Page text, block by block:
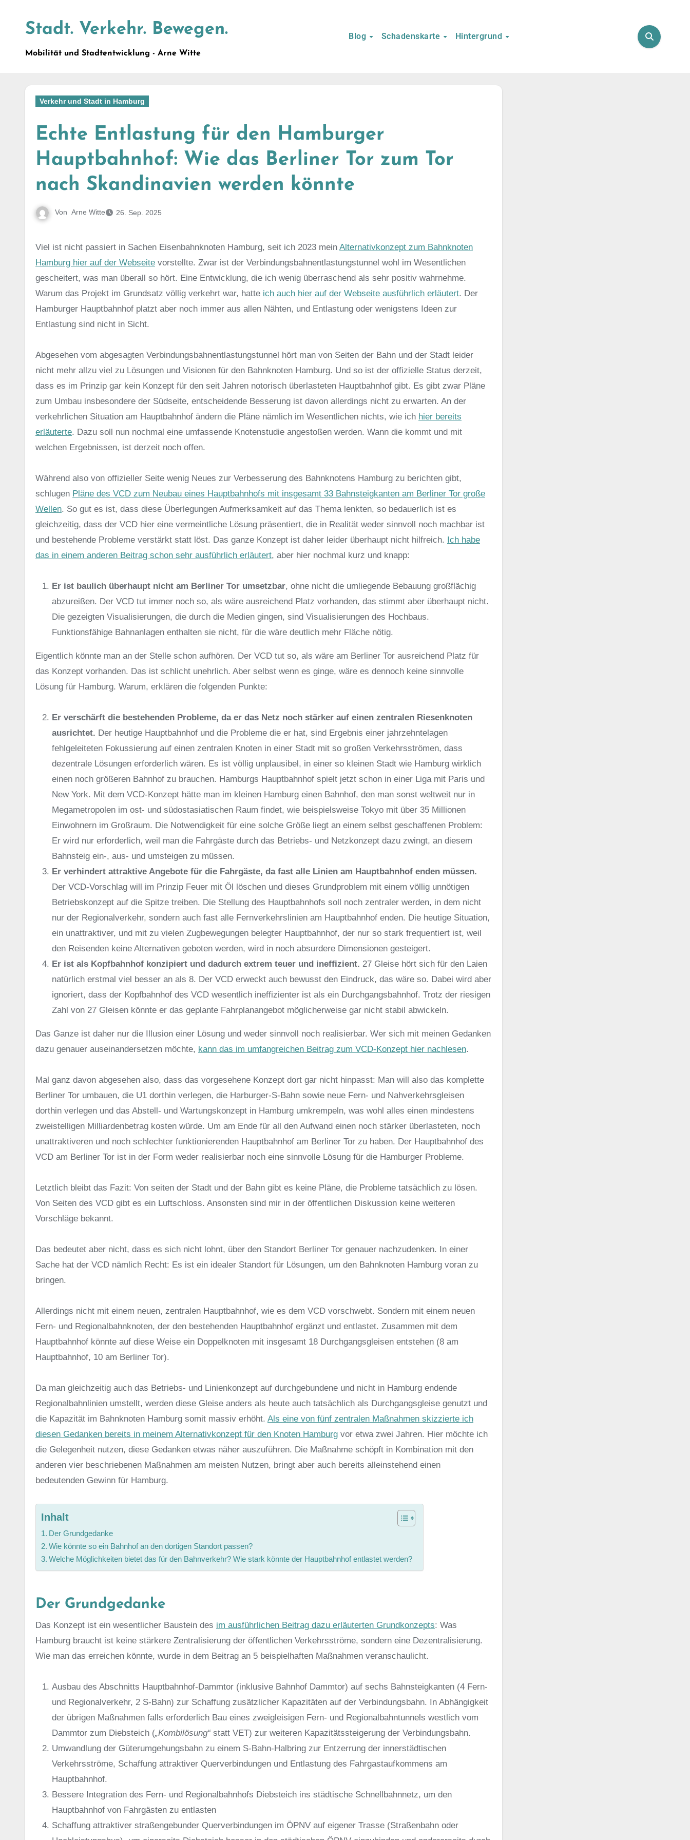
springenStadt. Verkehr. Bewegen.
Mobilität und Stadtentwicklung - Arne Witte
Blog Schadenskarte Hintergrund
Verkehr und Stadt in Hamburg
Echte Entlastung für den Hamburger
Hauptbahnhof: Wie das Berliner Tor zum Tor
nach Skandinavien werden könnte
Von Arne Witte 26. Sep. 2025
Viel ist nicht passiert in Sachen Eisenbahnknoten Hamburg, seit ich 2023 mein Alternativkonzept zum Bahnknoten
Hamburg hier auf der Webseite vorstellte. Zwar ist der Verbindungsbahnentlastungstunnel wohl im Wesentlichen
gescheitert, was man überall so hört. Eine Entwicklung, die ich wenig überraschend als sehr positiv wahrnehme.
Warum das Projekt im Grundsatz völlig verkehrt war, hatte ich auch hier auf der Webseite ausführlich erläutert. Der
Hamburger Hauptbahnhof platzt aber noch immer aus allen Nähten, und Entlastung oder wenigstens Ideen zur
Entlastung sind nicht in Sicht.
Abgesehen vom abgesagten Verbindungsbahnentlastungstunnel hört man von Seiten der Bahn und der Stadt leider
nicht mehr allzu viel zu Lösungen und Visionen für den Bahnknoten Hamburg. Und so ist der offizielle Status derzeit,
dass es im Prinzip gar kein Konzept für den seit Jahren notorisch überlasteten Hauptbahnhof gibt. Es gibt zwar Pläne
zum Umbau insbesondere der Südseite, entscheidende Besserung ist davon allerdings nicht zu erwarten. An der
verkehrlichen Situation am Hauptbahnhof ändern die Pläne nämlich im Wesentlichen nichts, wie ich hier bereits
erläuterte. Dazu soll nun nochmal eine umfassende Knotenstudie angestoßen werden. Wann die kommt und mit
welchen Ergebnissen, ist derzeit noch offen.
Während also von offizieller Seite wenig Neues zur Verbesserung des Bahnknotens Hamburg zu berichten gibt,
schlugen Pläne des VCD zum Neubau eines Hauptbahnhofs mit insgesamt 33 Bahnsteigkanten am Berliner Tor große
Wellen. So gut es ist, dass diese Überlegungen Aufmerksamkeit auf das Thema lenkten, so bedauerlich ist es
gleichzeitig, dass der VCD hier eine vermeintliche Lösung präsentiert, die in Realität weder sinnvoll noch machbar ist
und bestehende Probleme verstärkt statt löst. Das ganze Konzept ist daher leider überhaupt nicht hilfreich. Ich habe
das in einem anderen Beitrag schon sehr ausführlich erläutert, aber hier nochmal kurz und knapp:
Er ist baulich überhaupt nicht am Berliner Tor umsetzbar, ohne nicht die umliegende Bebauung großflächig
abzureißen. Der VCD tut immer noch so, als wäre ausreichend Platz vorhanden, das stimmt aber überhaupt nicht.
Die gezeigten Visualisierungen, die durch die Medien gingen, sind Visualisierungen des Hochbaus.
Funktionsfähige Bahnanlagen enthalten sie nicht, für die wäre deutlich mehr Fläche nötig.
Eigentlich könnte man an der Stelle schon aufhören. Der VCD tut so, als wäre am Berliner Tor ausreichend Platz für
das Konzept vorhanden. Das ist schlicht unehrlich. Aber selbst wenn es ginge, wäre es dennoch keine sinnvolle
Lösung für Hamburg. Warum, erklären die folgenden Punkte:
Er verschärft die bestehenden Probleme, da er das Netz noch stärker auf einen zentralen Riesenknoten
ausrichtet. Der heutige Hauptbahnhof und die Probleme die er hat, sind Ergebnis einer jahrzehntelagen
fehlgeleiteten Fokussierung auf einen zentralen Knoten in einer Stadt mit so großen Verkehrsströmen, dass
dezentrale Lösungen erforderlich wären. Es ist völlig unplausibel, in einer so kleinen Stadt wie Hamburg wirklich
einen noch größeren Bahnhof zu brauchen. Hamburgs Hauptbahnhof spielt jetzt schon in einer Liga mit Paris und
New York. Mit dem VCD-Konzept hätte man im kleinen Hamburg einen Bahnhof, den man sonst weltweit nur in
Megametropolen im ost- und südostasiatischen Raum findet, wie beispielsweise Tokyo mit über 35 Millionen
Einwohnern im Großraum. Die Notwendigkeit für eine solche Größe liegt an einem selbst geschaffenen Problem:
Er wird nur erforderlich, weil man die Fahrgäste durch das Betriebs- und Netzkonzept dazu zwingt, an diesem
Bahnsteig ein-, aus- und umsteigen zu müssen.
Er verhindert attraktive Angebote für die Fahrgäste, da fast alle Linien am Hauptbahnhof enden müssen.
Der VCD-Vorschlag will im Prinzip Feuer mit Öl löschen und dieses Grundproblem mit einem völlig unnötigen
Betriebskonzept auf die Spitze treiben. Die Stellung des Hauptbahnhofs soll noch zentraler werden, in dem nicht
nur der Regionalverkehr, sondern auch fast alle Fernverkehrslinien am Hauptbahnhof enden. Die heutige Situation,
ein unattraktiver, und mit zu vielen Zugbewegungen belegter Hauptbahnhof, der nur so stark frequentiert ist, weil
den Reisenden keine Alternativen geboten werden, wird in noch absurdere Dimensionen gesteigert.
Er ist als Kopfbahnhof konzipiert und dadurch extrem teuer und ineffizient. 27 Gleise hört sich für den Laien
natürlich erstmal viel besser an als 8. Der VCD erweckt auch bewusst den Eindruck, das wäre so. Dabei wird aber
ignoriert, dass der Kopfbahnhof des VCD wesentlich ineffizienter ist als ein Durchgangsbahnhof. Trotz der riesigen
Zahl von 27 Gleisen könnte er das geplante Fahrplanangebot möglicherweise gar nicht stabil abwickeln.
Das Ganze ist daher nur die Illusion einer Lösung und weder sinnvoll noch realisierbar. Wer sich mit meinen Gedanken
dazu genauer auseinandersetzen möchte, kann das im umfangreichen Beitrag zum VCD-Konzept hier nachlesen.
Mal ganz davon abgesehen also, dass das vorgesehene Konzept dort gar nicht hinpasst: Man will also das komplette
Berliner Tor umbauen, die U1 dorthin verlegen, die Harburger-S-Bahn sowie neue Fern- und Nahverkehrsgleisen
dorthin verlegen und das Abstell- und Wartungskonzept in Hamburg umkrempeln, was wohl alles einen mindestens
zweistelligen Milliardenbetrag kosten würde. Um am Ende für all den Aufwand einen noch stärker überlasteten, noch
unattraktiveren und noch schlechter funktionierenden Hauptbahnhof am Berliner Tor zu haben. Der Hauptbahnhof des
VCD am Berliner Tor ist in der Form weder realisierbar noch eine sinnvolle Lösung für die Hamburger Probleme.
Letztlich bleibt das Fazit: Von seiten der Stadt und der Bahn gibt es keine Pläne, die Probleme tatsächlich zu lösen.
Von Seiten des VCD gibt es ein Luftschloss. Ansonsten sind mir in der öffentlichen Diskussion keine weiteren
Vorschläge bekannt.
Das bedeutet aber nicht, dass es sich nicht lohnt, über den Standort Berliner Tor genauer nachzudenken. In einer
Sache hat der VCD nämlich Recht: Es ist ein idealer Standort für Lösungen, um den Bahnknoten Hamburg voran zu
bringen.
Allerdings nicht mit einem neuen, zentralen Hauptbahnhof, wie es dem VCD vorschwebt. Sondern mit einem neuen
Fern- und Regionalbahnknoten, der den bestehenden Hauptbahnhof ergänzt und entlastet. Zusammen mit dem
Hauptbahnhof könnte auf diese Weise ein Doppelknoten mit insgesamt 18 Durchgangsgleisen entstehen (8 am
Hauptbahnhof, 10 am Berliner Tor).
Da man gleichzeitig auch das Betriebs- und Linienkonzept auf durchgebundene und nicht in Hamburg endende
Regionalbahnlinien umstellt, werden diese Gleise anders als heute auch tatsächlich als Durchgangsgleise genutzt und
die Kapazität im Bahnknoten Hamburg somit massiv erhöht. Als eine von fünf zentralen Maßnahmen skizzierte ich
diesen Gedanken bereits in meinem Alternativkonzept für den Knoten Hamburg vor etwa zwei Jahren. Hier möchte ich
die Gelegenheit nutzen, diese Gedanken etwas näher auszuführen. Die Maßnahme schöpft in Kombination mit den
anderen vier beschriebenen Maßnahmen am meisten Nutzen, bringt aber auch bereits alleinstehend einen
bedeutenden Gewinn für Hamburg.
Inhalt
Der Grundgedanke
Wie könnte so ein Bahnhof an den dortigen Standort passen?
Welche Möglichkeiten bietet das für den Bahnverkehr? Wie stark könnte der Hauptbahnhof entlastet werden?
Der Grundgedanke
Das Konzept ist ein wesentlicher Baustein des im ausführlichen Beitrag dazu erläuterten Grundkonzepts: Was
Hamburg braucht ist keine stärkere Zentralisierung der öffentlichen Verkehrsströme, sondern eine Dezentralisierung.
Wie man das erreichen könnte, wurde in dem Beitrag an 5 beispielhaften Maßnahmen veranschaulicht.
Ausbau des Abschnitts Hauptbahnhof-Dammtor (inklusive Bahnhof Dammtor) auf sechs Bahnsteigkanten (4 Fern-
und Regionalverkehr, 2 S-Bahn) zur Schaffung zusätzlicher Kapazitäten auf der Verbindungsbahn. In Abhängigkeit
der übrigen Maßnahmen falls erforderlich Bau eines zweigleisigen Fern- und Regionalbahntunnels westlich vom
Dammtor zum Diebsteich („Kombilösung“ statt VET) zur weiteren Kapazitätssteigerung der Verbindungsbahn.
Umwandlung der Güterumgehungsbahn zu einem S-Bahn-Halbring zur Entzerrung der innerstädtischen
Verkehrsströme, Schaffung attraktiver Querverbindungen und Entlastung des Fahrgastaufkommens am
Hauptbahnhof.
Bessere Integration des Fern- und Regionalbahnhofs Diebsteich ins städtische Schnellbahnnetz, um den
Hauptbahnhof von Fahrgästen zu entlasten
Schaffung attraktiver straßengebunder Querverbindungen im ÖPNV auf eigener Trasse (Straßenbahn oder